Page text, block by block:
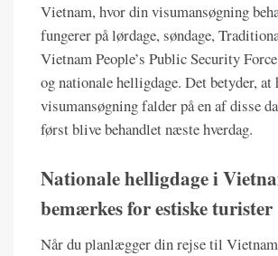
Vietnam, hvor din visumansøgning
fungerer på lørdage, søndage,
Vietnam People’s Public Security
og nationale helligdage. Det betyder,
visumansøgning falder på en af disse
først blive behandlet næste hverdag.
Nationale helligdage i
bemærkes for estiske turister
Når du planlægger din rejse til